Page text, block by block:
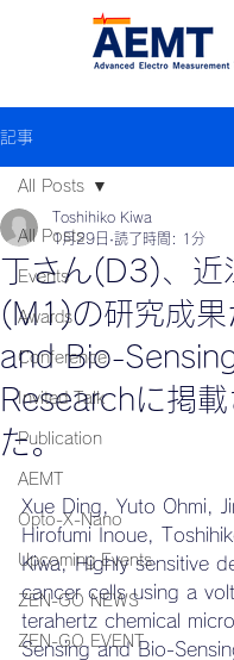
記事
All Posts
Events
Awards
Conference
Invited Talk
Publication
AEMT
Opto-X-Nano
Upcoming Events
ZEN-GO NEWS
ZEN-GO EVENT
All Posts
丁さん(D3)、近
(M1)の研究成果
and Bio-
Researchに掲
た。
Toshihiko Kiwa
1月29日 読了時間: 1分
Xue Ding, Yuto Ohmi,
Hirofumi Inoue,
Kiwa, Highly sensitive
cancer cells using a
terahertz chemical
Sensing and Bio-